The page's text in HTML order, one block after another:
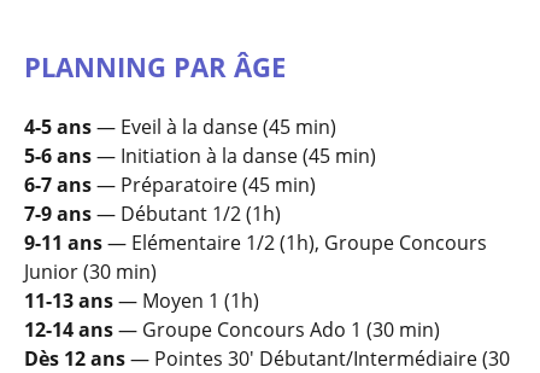
PLANNING PAR ÂGE
4-5 ans— Eveil à la danse (45 min)
5-6 ans— Initiation à la danse (45 min)
6-7 ans— Préparatoire (45 min)
7-9 ans— Débutant 1/2 (1h)
9-11 ans— Elémentaire 1/2 (1h), Groupe Concours
Junior (30 min)
11-13 ans— Moyen 1 (1h)
12-14 ans— Groupe Concours Ado 1 (30 min)
Dès 12 ans— Pointes 30' Débutant/Intermédiaire (30